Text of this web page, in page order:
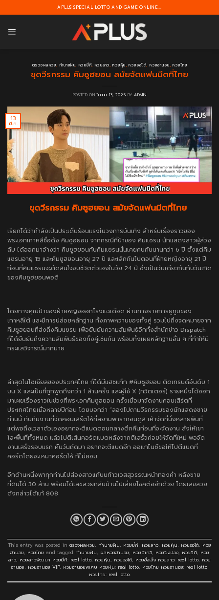
to
APLUS SPECIAL LOTTO AND GAME ONLINE...
ตรวจผลหวย, ทำนายฝัน, หวยยี่กี, หวยลาว, หวยหุ้น, หวยออโต้, หวยฮานอย, หวยไทย
ขุดวีรกรรม คิมซูฮยอน สมัยจัดแฟนมีตที่ไทย
POSTED ONมีนาคม 13, 2025 BYADMIN
13
มี.ค.
ขุดวีรกรรม คิมซูฮยอน สมัยจัดแฟนมีตที่ไทย
เรียกได้ว่ากำลังเป็นประเด็นร้อนแรงในวงการบันเทิง สำหรับเรื่องราวของ
พระเอกเกาหลีชื่อดัง คิมซูฮยอน จากกรณีที่ป้าของ คิมแซรน นักแสดงสาวผู้ล่วง
ลับ ได้ออกมาอ้างว่า คิมซูฮยอนกับคิมแซรนนั้นเคยคบกันนานกว่า 6 ปี ตั้งแต่คิม
แซรนอายุ 15 และคิมซูฮยอนอายุ 27 ปี และเลิกกันไปตอนที่ฝ่ายหญิงอายุ 21 ปี
ก่อนที่คิมแซรนจะตัดสินใจจบชีวิตตัวเองในวัย 24 ปี ซึ่งเป็นวันเดียวกันกับวันเกิด
ของคิมซูฮยอนพอดี
โดยทางคุณป้าของฝ่ายหญิงออกโรงแฉเดือด ผ่านทางรายการยูทูบของ
เกาหลีใต้ และมีการปล่อยหลักฐาน ทั้งภาพหวานของทั้งคู่ รวมไปถึงจดหมายจาก
คิมซูฮยอนที่ส่งถึงคิมแซรน เพื่อยืนยันความสัมพันธ์อีกทั้งสำนักข่าว Dispatch
ก็ได้ยืนยันถึงความสัมพันธ์ของทั้งคู่เช่นกัน พร้อมทั้งเผยหลักฐานอื่น ๆ ที่ทำให้มี
กระแสวิจารณ์มากมาย
ล่าสุดในโซเชียลของประเทศไทย ก็ได้มีแฮชแท็ก #คิมซูฮยอน ติดเทรนด์อันดับ 1
บน X และเป็นที่ถูกพูดถึงกว่า 1 ล้านครั้ง และผู้ใช้ X (ทวิตเตอร์) รายหนึ่งได้ออก
มาเผยเรื่องราวในช่วงที่พระเอกคิมซูฮยอน ครั้งเมื่อมาจัดงานคอนเสิร์ตที่
ประเทศไทยเมื่อหลายปีก่อน โดยบอกว่า “ลองไปถามวีรกรรมของนักแสดงชาย
ท่านนี้ กับทีมงานที่จัดคอนเสิร์ตให้ที่สยามพารากอนดูสิ เค้าจัดที่นั่งหลายพันที่
แต่พอถึงเวลาตัวเองอยากจะตีแบดตอนกลางดึกคืนก่อนที่จะจัดงาน สั่งให้เขา
โละพื้นที่ทั้งหมด แล้วไปตีเส้นคอร์ดแบดหลังจากตีเสร็จค่อยให้จัดที่ใหม่ พอจัด
งานเสร็จรอบแรก คืนวันถัดมา อยากจะตีแบดอีก ออแกไนซ์ขอให้ไปตีแบดที่
คอร์ดโดยจะเหมาคอร์ดให้ ก็ไม่ยอม
อีกด้านหนึ่งพาทุกท่านไปส่องสาวแก้บนท้าวเวสสุวรรณหน้าทองคำ หลังขาย
ที่ดินได้ 30 ล้าน พร้อมได้เลขสวยกลับบ้านไปเสี่ยงโชคต่ออีกด้วย โดยเลขสวย
ดังกล่าวได้แก้ 808
This entry was posted in ตรวจผลหวย, ทำนายฝัน, หวยยี่กี, หวยลาว, หวยหุ้น, หวยออโต้, หวย
ฮานอย, หวยไทย and tagged ทำนายฝัน, ผลหวยฮานอย, หวยนิเคอิ, หวยปิงปอง, หวยยี่กี, หวย
ลาว, หวยลาวพัฒนา หวยยี่กี: real lotto, หวยหุ้น, หวยออโต้, หวยฮั่งเส็ง หวยลาว: real lotto, หวย
ฮานอย, หวยฮานอย VIP, หวยฮานอยพิเศษ หวยหุ้น: real lotto, หวยไทย หวยฮานอย: real lotto,
หวยไทย: real lotto.